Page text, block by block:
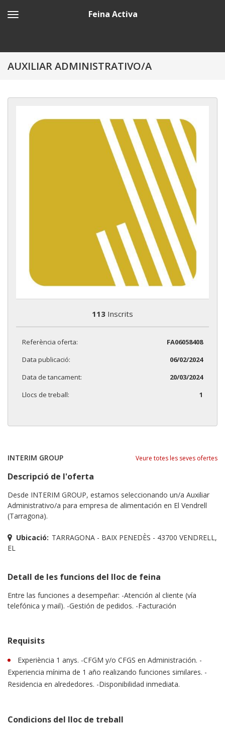
Feina Activa
AUXILIAR ADMINISTRATIVO/A
113 Inscrits
Referència oferta:
FA06058408
Data publicació:
06/02/2024
Data de tancament:
20/03/2024
Llocs de treball:
1
INTERIM GROUP Veure totes les seves ofertes
Descripció de l'oferta
Desde INTERIM GROUP, estamos seleccionando un/a Auxiliar
Administrativo/a para empresa de alimentación en El Vendrell
(Tarragona).
Ubicació: TARRAGONA - BAIX PENEDÈS - 43700 VENDRELL,
EL
Detall de les funcions del lloc de feina
Entre las funciones a desempeñar: -Atención al cliente (vía
telefónica y mail). -Gestión de pedidos. -Facturación
Requisits
Experiència 1 anys. -CFGM y/o CFGS en Administración. -
Experiencia mínima de 1 año realizando funciones similares. -
Residencia en alrededores. -Disponibilidad inmediata.
Condicions del lloc de treball